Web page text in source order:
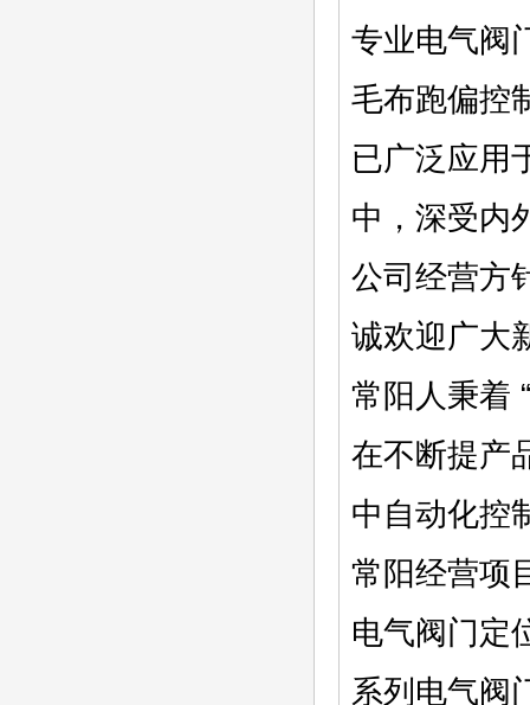
专业电气阀
毛布跑偏控
已广泛应用
中，深受内
公司经营方
诚欢迎广大
常阳人秉着
在不断提产
中自动化控
常阳经营项
电气阀门定
系列电气阀